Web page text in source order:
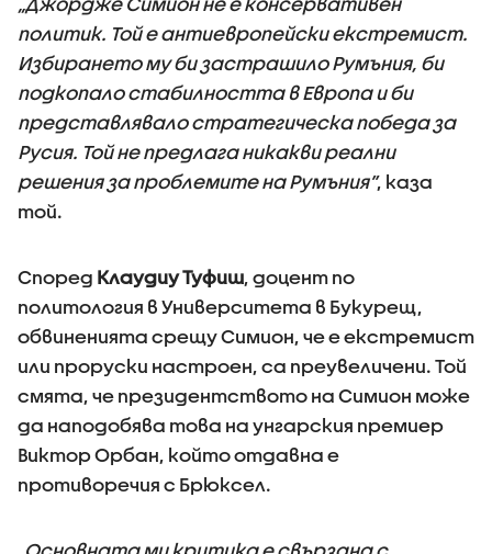
политик. Той е антиевропейски екстремист.
Избирането му би застрашило Румъния, би
подкопало стабилността в Европа и би
представлявало стратегическа победа за
Русия. Той не предлага никакви реални
решения за проблемите на Румъния”, каза
той.
Според Клаудиу Туфиш, доцент по
политология в Университета в Букурещ,
обвиненията срещу Симион, че е екстремист
или проруски настроен, са преувеличени. Той
смята, че президентството на Симион може
да наподобява това на унгарския премиер
Виктор Орбан, който отдавна е
противоречия с Брюксел.